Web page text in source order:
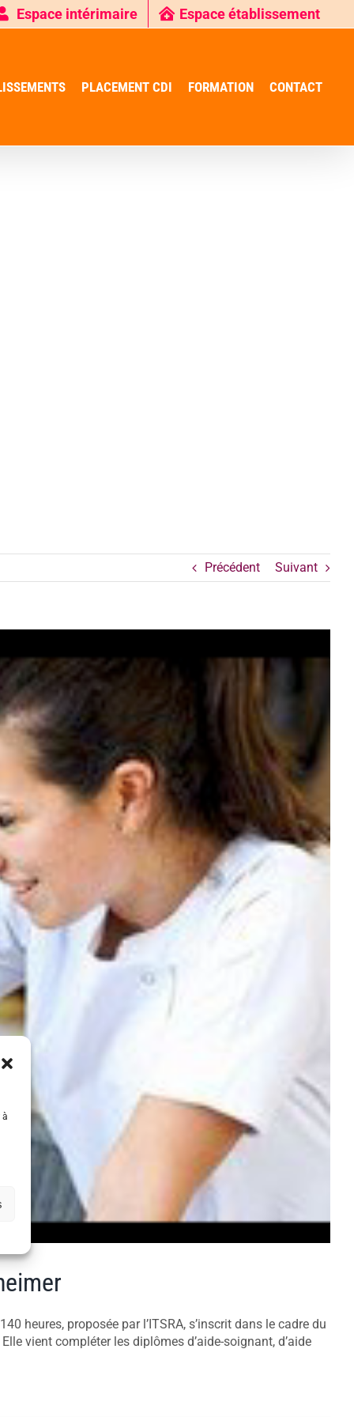
à
Espace intérimaire Espace établissement
PLACEMENT CDI FORMATION CONTACT
Précédent Suivant
heures, proposée par l’ITSRA, s’inscrit dans le cadre du
vient compléter les diplômes d’aide-soignant, d’aide